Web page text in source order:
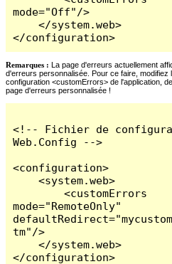
mode="Off"/>
    </system.web>
</configuration>
Remarques : La page d'erreurs actuellement
d'erreurs personnalisée. Pour ce faire, modifiez
configuration <customErrors> de l'application,
page d'erreurs personnalisée !
<!-- Fichier de
Web.Config -->
<configuration>
    <system.web>
        <customErrors
mode="RemoteOnly"
tm"/>
    </system.web>
</configuration>